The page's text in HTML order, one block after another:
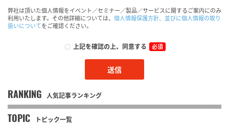
弊社は頂いた個人情報をイベント／セミナー／製品／サービスに関するご案内にのみ
利用いたします。その他詳細については、 個人情報保護方針、並びに個人情報の取り
扱いについてをご確認ください。
上記を確認の上、同意する 必須
RANKING 人気記事ランキング
TOPIC トピック一覧